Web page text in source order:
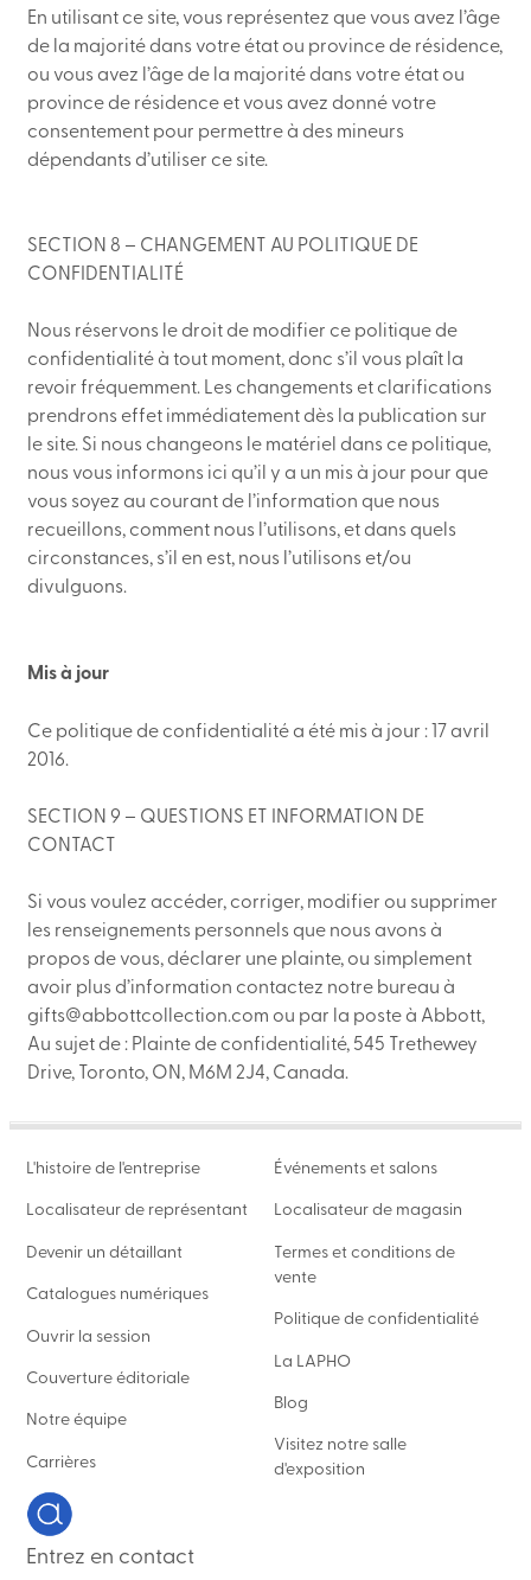
En utilisant ce site, vous représentez que vous avez l’âge
de la majorité dans votre état ou province de résidence,
ou vous avez l’âge de la majorité dans votre état ou
province de résidence et vous avez donné votre
consentement pour permettre à des mineurs
dépendants d’utiliser ce site.
SECTION 8 – CHANGEMENT AU POLITIQUE DE
CONFIDENTIALITÉ
Nous réservons le droit de modifier ce politique de
confidentialité à tout moment, donc s’il vous plaît la
revoir fréquemment. Les changements et clarifications
prendrons effet immédiatement dès la publication sur
le site. Si nous changeons le matériel dans ce politique,
nous vous informons ici qu’il y a un mis à jour pour que
vous soyez au courant de l’information que nous
recueillons, comment nous l’utilisons, et dans quels
circonstances, s’il en est, nous l’utilisons et/ou
divulguons.
Mis à jour
Ce politique de confidentialité a été mis à jour : 17 avril
2016.
SECTION 9 – QUESTIONS ET INFORMATION DE
CONTACT
Si vous voulez accéder, corriger, modifier ou supprimer
les renseignements personnels que nous avons à
propos de vous, déclarer une plainte, ou simplement
avoir plus d’information contactez notre bureau à
gifts@abbottcollection.com ou par la poste à Abbott,
Au sujet de : Plainte de confidentialité, 545 Trethewey
Drive, Toronto, ON, M6M 2J4, Canada.
L'histoire de l'entreprise
Localisateur de représentant
Devenir un détaillant
Catalogues numériques
Ouvrir la session
Couverture éditoriale
Notre équipe
Carrières
Événements et salons
Localisateur de magasin
Termes et conditions de
vente
Politique de confidentialité
La LAPHO
Blog
Visitez notre salle
d'exposition
Entrez en contact